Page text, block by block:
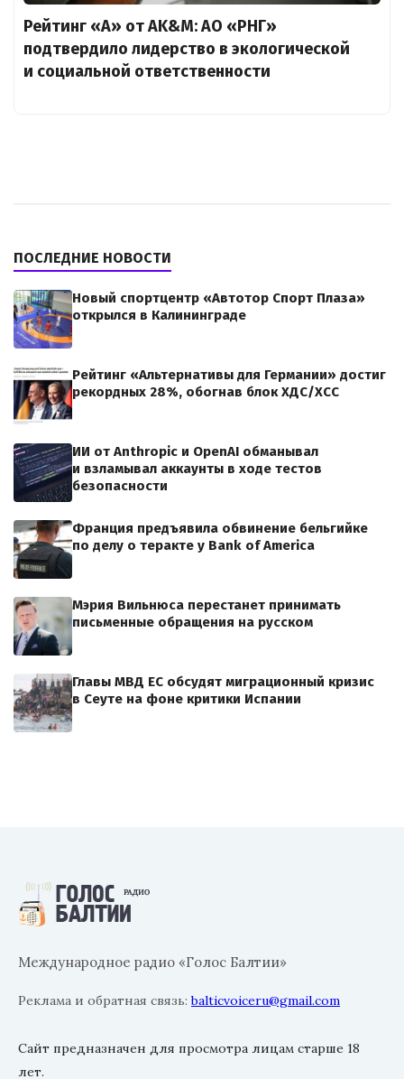
Рейтинг «А» от AK&M: АО «РНГ»
подтвердило лидерство в экологической
и социальной ответственности
ПОСЛЕДНИЕ НОВОСТИ
Новый спортцентр «Автотор Спорт Плаза»
открылся в Калининграде
Рейтинг «Альтернативы для Германии» достиг
рекордных 28%, обогнав блок ХДС/ХСС
ИИ от Anthropic и OpenAI обманывал
и взламывал аккаунты в ходе тестов
безопасности
Франция предъявила обвинение бельгийке
по делу о теракте у Bank of America
Мэрия Вильнюса перестанет принимать
письменные обращения на русском
Главы МВД ЕС обсудят миграционный кризис
в Сеуте на фоне критики Испании
Международное радио «Голос Балтии»
Реклама и обратная связь:balticvoiceru@gmail.com
Сайт предназначен для просмотра лицам старше 18
лет.